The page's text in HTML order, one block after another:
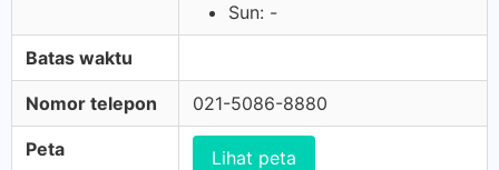
Sun: -
Batas waktu
Nomor telepon 021-5086-8880
Peta Lihat peta